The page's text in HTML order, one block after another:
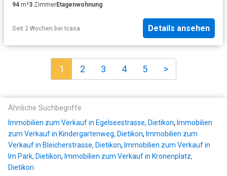
94 m²3 ZimmerEtagenwohnung
Seit 2 Wochen bei Icasa Details ansehen
1 2 3 4 5 >
Ähnliche Suchbegriffe
Immobilien zum Verkauf in Egelseestrasse, Dietikon, Immobilien
zum Verkauf in Kindergartenweg, Dietikon, Immobilien zum
Verkauf in Bleicherstrasse, Dietikon, Immobilien zum Verkauf in
Im Park, Dietikon, Immobilien zum Verkauf in Kronenplatz,
Dietikon